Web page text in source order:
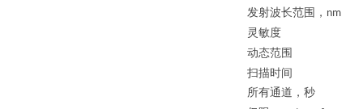
发射波长范围，
灵敏度
动态范围
扫描时间
所有通道，秒